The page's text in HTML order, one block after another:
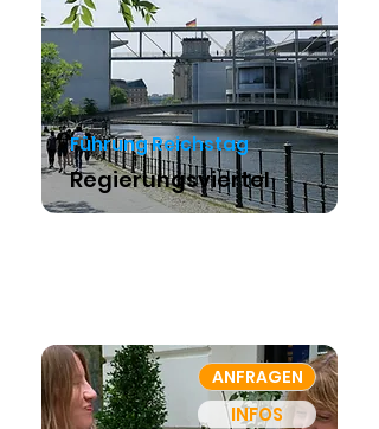
Führung Reichstag
Regierungsviertel
ANFRAGEN
INFOS